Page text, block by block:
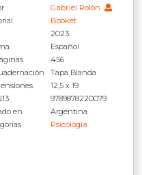
Gabriel Rolón
Booket
2023
Español
456
Tapa Blanda
12,5 x 19
9789878220079
en
Argentina
Psicología